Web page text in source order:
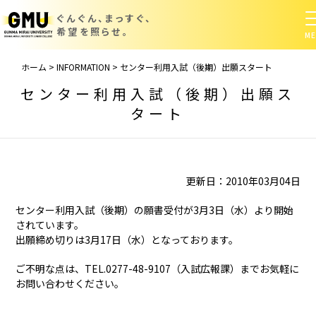
ぐんぐん、まっすぐ、
希望を照らせ。
ホーム > INFORMATION > センター利用入試（後期）出願スタート
センター利用入試（後期）出願ス
タート
更新日：2010年03月04日
センター利用入試（後期）の願書受付が3月3日（水）より開始
されています。
出願締め切りは3月17日（水）となっております。
ご不明な点は、TEL.0277-48-9107（入試広報課）までお気軽に
お問い合わせください。